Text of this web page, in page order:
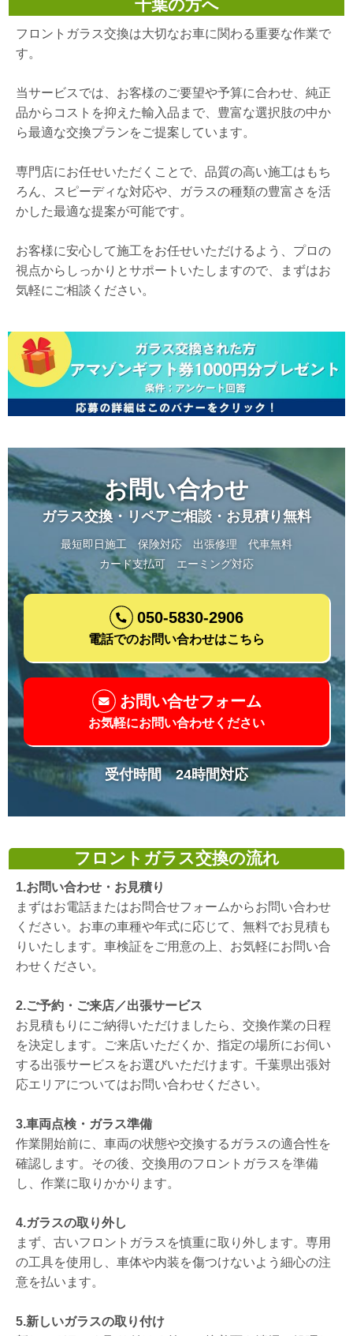
千葉の方へ
フロントガラス交換は大切なお車に関わる重要な作業で
す。
当サービスでは、お客様のご要望や予算に合わせ、純正
品からコストを抑えた輸入品まで、豊富な選択肢の中か
ら最適な交換プランをご提案しています。
専門店にお任せいただくことで、品質の高い施工はもち
ろん、スピーディな対応や、ガラスの種類の豊富さを活
かした最適な提案が可能です。
お客様に安心して施工をお任せいただけるよう、プロの
視点からしっかりとサポートいたしますので、まずはお
気軽にご相談ください。
お問い合わせ
ガラス交換・リペアご相談・お見積り無料
最短即日施工 保険対応 出張修理
代車無料
カード支払可
エーミング対応
050-5830-2906
電話でのお問い合わせはこちら
お問い合せフォーム
お気軽にお問い合わせください
受付時間 24時間対応
フロントガラス交換の流れ
1.お問い合わせ・お見積り
まずはお電話またはお問合せフォームからお問い合わせ
ください。お車の車種や年式に応じて、無料でお見積も
りいたします。車検証をご用意の上、お気軽にお問い合
わせください。
2.ご予約・ご来店／出張サービス
お見積もりにご納得いただけましたら、交換作業の日程
を決定します。ご来店いただくか、指定の場所にお伺い
する出張サービスをお選びいただけます。千葉県出張対
応エリアについてはお問い合わせください。
3.車両点検・ガラス準備
作業開始前に、車両の状態や交換するガラスの適合性を
確認します。その後、交換用のフロントガラスを準備
し、作業に取りかかります。
4.ガラスの取り外し
まず、古いフロントガラスを慎重に取り外します。専用
の工具を使用し、車体や内装を傷つけないよう細心の注
意を払います。
5.新しいガラスの取り付け